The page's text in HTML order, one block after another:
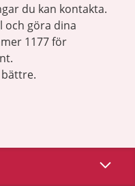
du kan kontakta.
och göra dina
1177 för
Visa